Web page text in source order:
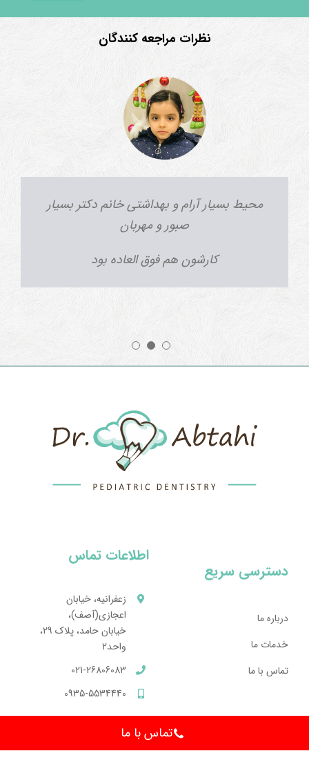
نظرات مراجعه کنندگان
محیط بسیار آرام و بهداشتی خانم دکتر بسیار
صبور و مهربان
کارشون هم فوق العاده بود
دسترسی سریع
اطلاعات تماس
اعجازی(آصف)،
واحد2
تمامی حقوق این وبسایت متعلق به دندانپزشکی دکتر ابطحی می‌باشد.
تماس با ما